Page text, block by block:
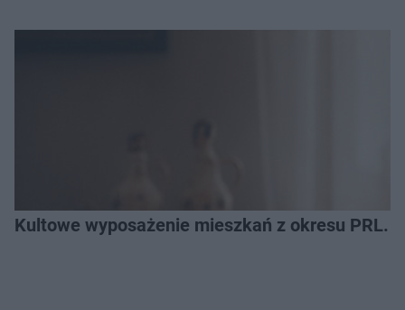
Kultowe wyposażenie mieszkań z okresu PRL.